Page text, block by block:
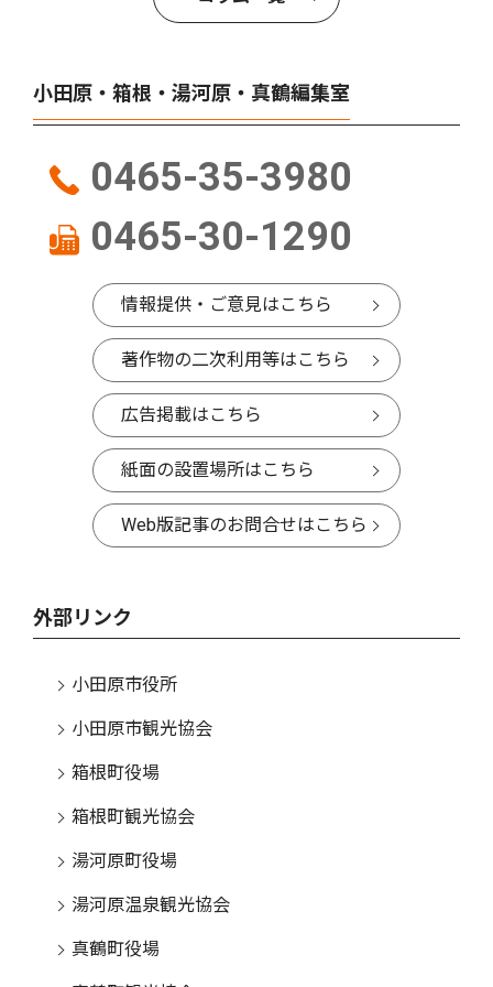
小田原・箱根・湯河原・真鶴編集室
0465-35-3980
0465-30-1290
情報提供・ご意見はこちら
著作物の二次利用等はこちら
広告掲載はこちら
紙面の設置場所はこちら
Web版記事のお問合せはこちら
外部リンク
小田原市役所
小田原市観光協会
箱根町役場
箱根町観光協会
湯河原町役場
湯河原温泉観光協会
真鶴町役場